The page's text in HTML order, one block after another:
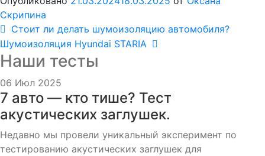
Скрипина
Навигация
по
записям
Предыдущая
запись:
Стоит ли делать шумоизоляцию автомобиля?
Следующая
запись:
Шумоизоляция Hyundai STARIA
Наши тесты
06 Июл 2025
7 авто — кто тише? Тест
акустических заглушек.
Недавно мы провели уникальный эксперимент по
тестированию акустических заглушек для